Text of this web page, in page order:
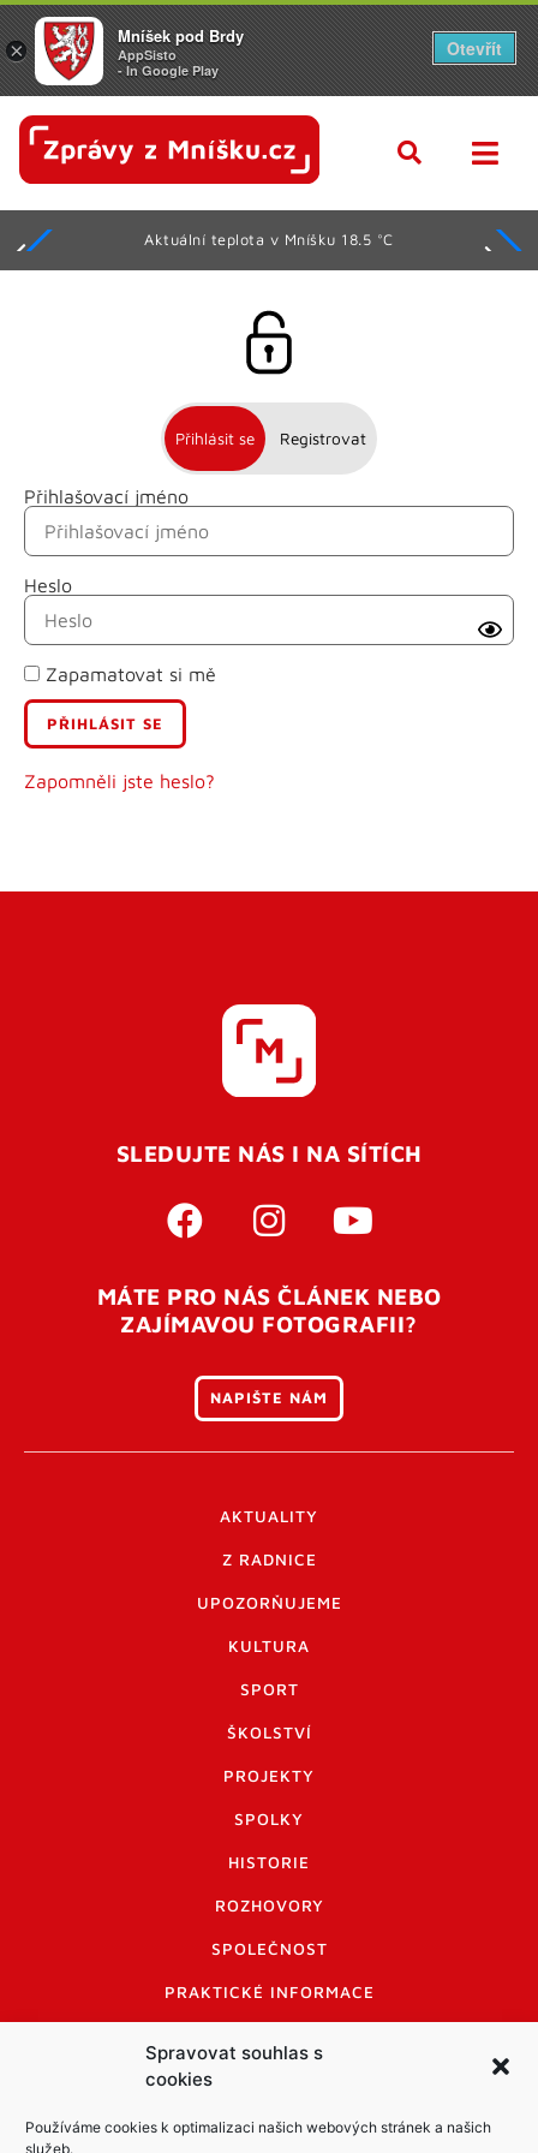
Spravovat souhlas s
cookies
Používáme cookies k optimalizaci našich webových stránek a našich
služeb.
Aktuální teplota v Mníšku 18.5 °C
Přihlásit se Registrovat
Přihlašovací jméno
Heslo
Zapamatovat si mě
Zapomněli jste heslo?
Jméno
Příjmení
E-mail
Uživatelské jméno
Pro úspěšné dokončení registrace je potřeba
vaší e-mailovouadresu. Po úspěšném odeslání
otevření tohoto odkazu se váš účet ověří a můžete se
přihlásit. Nezapomeňte zkontrolovat složku SPAM ve
SLEDUJTE NÁS I NA SÍTÍCH
MÁTE PRO NÁS ČLÁNEK NEBO
ZAJÍMAVOU FOTOGRAFII?
NAPIŠTE NÁM
AKTUALITY
Z RADNICE
UPOZORŇUJEME
KULTURA
SPORT
ŠKOLSTVÍ
PROJEKTY
SPOLKY
HISTORIE
ROZHOVORY
SPOLEČNOST
PRAKTICKÉ INFORMACE
INFORMACE A KODEX DISKUTUJÍCÍCH
LOGO A LOGO MANUÁL
×
Mníšek pod Brdy
AppSisto
- In Google Play
Otevřít